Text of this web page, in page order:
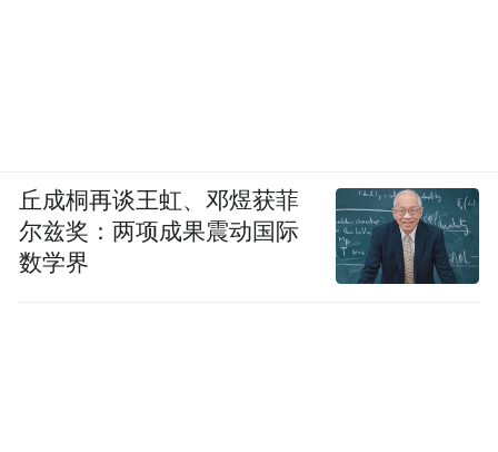
丘成桐再谈王虹、邓煜获菲
尔兹奖：两项成果震动国际
数学界